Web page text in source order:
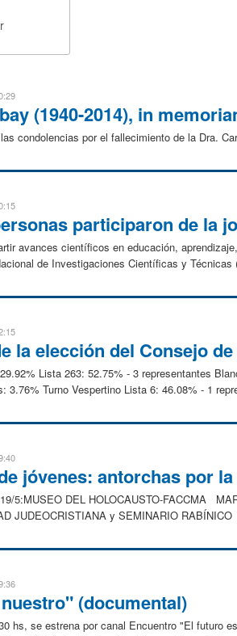
(1940-2014), in
condolencias por el fallecimiento de la Dra.
participaron de la
avances científicos en educación,
de Investigaciones Científicas y
la elección del Consejo
Lista 263: 52.75% - 3 representantes
3.76% Turno Vespertino Lista 6: 46.08% - 1
jóvenes: antorchas por
5:MUSEO DEL HOLOCAUSTO-FACCMA
JUDEOCRISTIANA y SEMINARIO
(documental)
hs, se estrena por canal Encuentro "El futuro